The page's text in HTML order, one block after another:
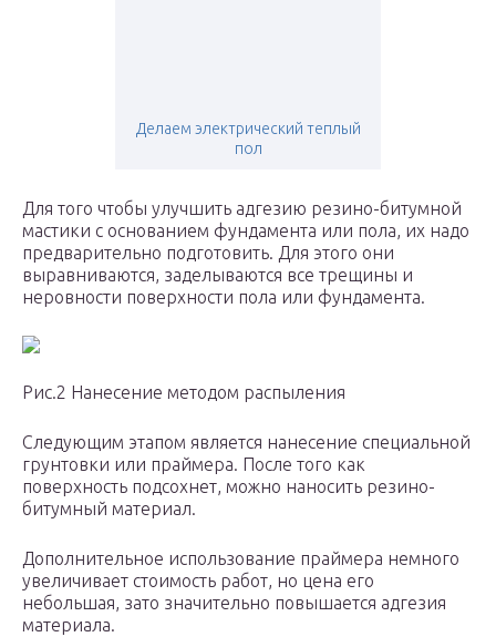
Делаем электрический теплый
пол
Для того чтобы улучшить адгезию резино-битумной
мастики с основанием фундамента или пола, их надо
предварительно подготовить. Для этого они
выравниваются, заделываются все трещины и
неровности поверхности пола или фундамента.
Рис.2 Нанесение методом распыления
Следующим этапом является нанесение специальной
грунтовки или праймера. После того как
поверхность подсохнет, можно наносить резино-
битумный материал.
Дополнительное использование праймера немного
увеличивает стоимость работ, но цена его
небольшая, зато значительно повышается адгезия
материала.